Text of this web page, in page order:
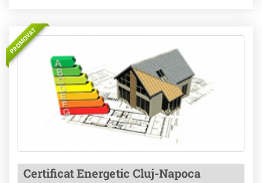
PROMOVAT
Certificat Energetic Cluj-Napoca